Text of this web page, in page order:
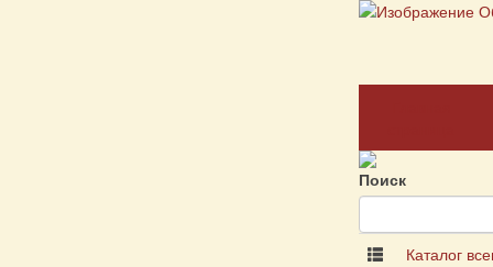
Поиск
Каталог